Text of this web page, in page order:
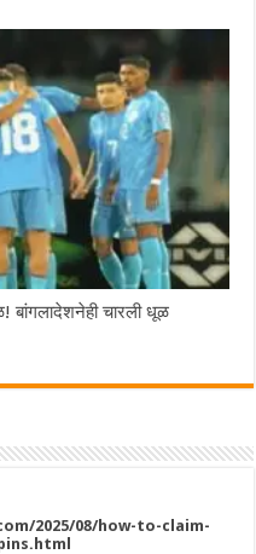
चारली धूळ
2025/08/how-to-claim-